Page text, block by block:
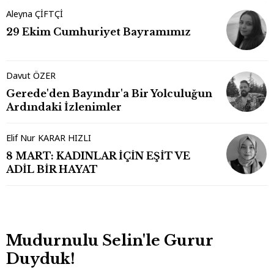
Aleyna ÇİFTÇİ
29 Ekim Cumhuriyet Bayramımız
Davut ÖZER
Gerede'den Bayındır'a Bir Yolculuğun
Ardındaki İzlenimler
Elif Nur KARAR HIZLI
8 MART: KADINLAR İÇİN EŞİT VE
ADİL BİR HAYAT
Mudurnulu Selin'le Gurur
Duyduk!